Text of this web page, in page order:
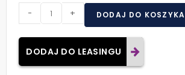
- + DODAJ DO KOSZYKA
DODAJ DO LEASINGU